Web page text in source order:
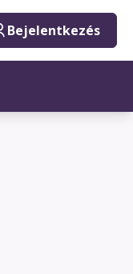
Bejelentkezés